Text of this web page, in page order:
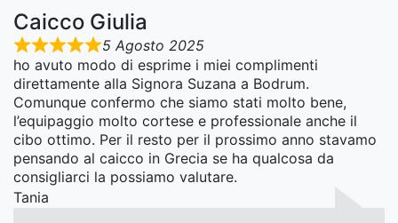
Caicco Giulia
5 Agosto 2025
ho avuto modo di esprime i miei complimenti
direttamente alla Signora Suzana a Bodrum.
Comunque confermo che siamo stati molto bene,
l’equipaggio molto cortese e professionale anche il
cibo ottimo. Per il resto per il prossimo anno stavamo
pensando al caicco in Grecia se ha qualcosa da
consigliarci la possiamo valutare.
Tania